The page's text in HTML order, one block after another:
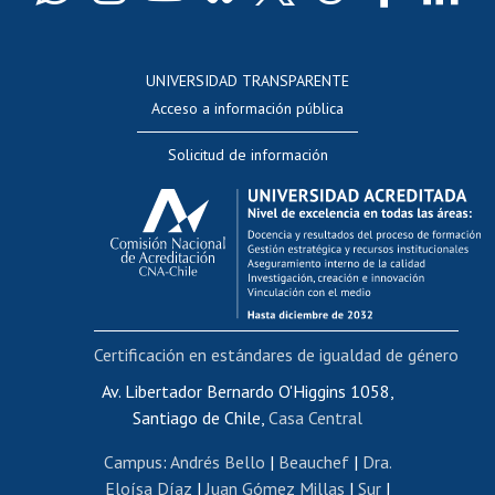
Perfeccionamiento
Editar Portafolio Académico
Evaluación docente
Calificación académica
Postulación al AUCAI
Funcionarias/os
Cursos internos de capacitación
Bienestar del personal
Portal de movilidad interna
Certificado de renta
Certificado de renta honorarios
Editar páginas blancas
UNIVERSIDAD TRANSPARENTE
Acceso a información pública
Solicitud de información
Av. Libertador Bernardo O'Higgins 1058,
Santiago de Chile, Casa Central
Campus: Andrés Bello | Beauchef| Dra.
Eloísa Díaz | Juan Gómez Millas | Sur |
Certificación en estándares de igualdad de género